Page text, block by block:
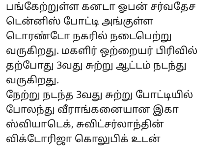
பங்கேற்றுள்ள கனடா ஓபன் சர்வதேச
டென்னிஸ் போட்டி அங்குள்ள
டொரண்டோ நகரில் நடைபெற்று
வருகிறது. மகளிர் ஒற்றையர் பிரிவில்
தற்போது 3வது சுற்று ஆட்டம் நடந்து
வருகிறது.
நேற்று நடந்த 3வது சுற்று போட்டியில்
போலந்து வீராங்கனையான இகா
ஸ்வியாடெக், சுவிட்சர்லாந்தின்
விக்டோரிஜா கொலுபிக் உடன்